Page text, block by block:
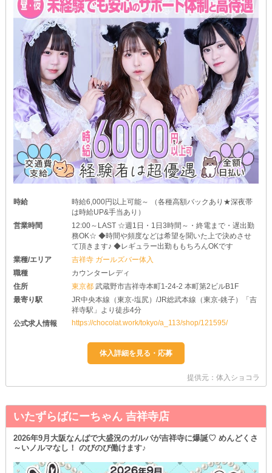
時給
時給6,000円以上可能～ （各種高額バックあり★深夜帯
は時給UP&手当あり）
営業時間
12:00～LAST ☆週1日・1日3時間～・終電まで・遅出勤
務OK☆ ◆時間や頻度などは希望を聞いた上で決めさせ
て頂きます♪ ◆レギュラー出勤ももちろんOKです
業種/エリア
吉祥寺 ガールズバー体入
職種
カウンターレディ
住所
東京都武蔵野市吉祥寺本町1-24-2 本町第2ビルB1F
最寄り駅
JR中央本線（東京-塩尻）/JR総武本線（東京-銚子）「吉
祥寺駅」より徒歩4分
公式求人情報
https://chocolat.work/tokyo/a_113/shop/121595/
提供元：体入ショコラ
いたずらばにーちゃん 吉祥寺店
2026年9月大阪なんばで大盛況のガルバが吉祥寺に爆誕♡ めんどくさ
～いノルマなし！ のびのび働けます♪